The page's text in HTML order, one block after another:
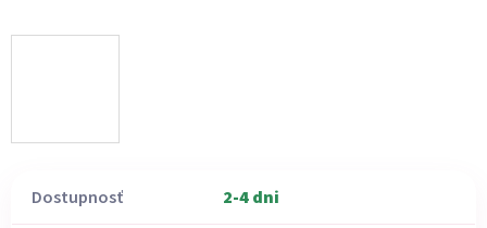
Dostupnosť 2-4 dni